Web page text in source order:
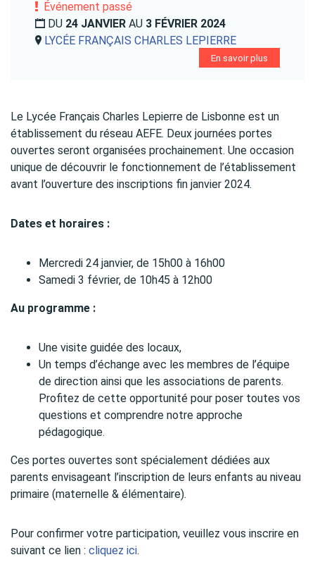
Événement passé
DU 24 JANVIER AU 3 FÉVRIER 2024
LYCÉE FRANÇAIS CHARLES LEPIERRE
En savoir plus
Le Lycée Français Charles Lepierre de Lisbonne est un
établissement du réseau AEFE. Deux journées portes
ouvertes seront organisées prochainement. Une occasion
unique de découvrir le fonctionnement de l’établissement
avant l’ouverture des inscriptions fin janvier 2024.
Dates et horaires :
Mercredi 24 janvier, de 15h00 à 16h00
Samedi 3 février, de 10h45 à 12h00
Au programme :
Une visite guidée des locaux,
Un temps d’échange avec les membres de l’équipe
de direction ainsi que les associations de parents.
Profitez de cette opportunité pour poser toutes vos
questions et comprendre notre approche
pédagogique.
Ces portes ouvertes sont spécialement dédiées aux
parents envisageant l’inscription de leurs enfants au niveau
primaire (maternelle & élémentaire).
Pour confirmer votre participation, veuillez vous inscrire en
suivant ce lien : cliquez ici.